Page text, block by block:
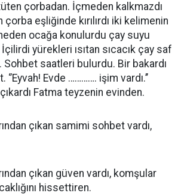
çorbadan. İçmeden kalkmazdı
eşliğinde kırılırdı iki kelimenin
ocağa konulurdu çay suyu
yürekleri ısıtan sıcacık çay saf
saatleri bulurdu. Bir bakardı
Evde …………. işim vardı.’’
Fatma teyzenin evinden.
çıkan samimi sohbet vardı,
çıkan güven vardı, komşular
hissettiren.